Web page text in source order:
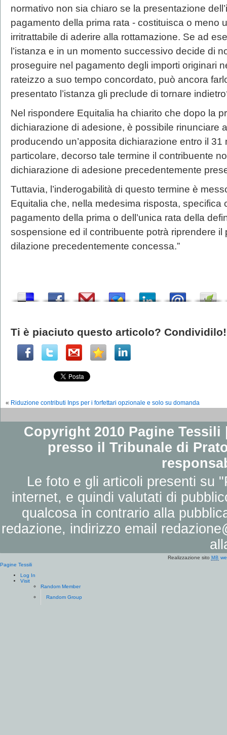
normativo non sia chiaro se la presentazione
pagamento della prima rata - costituisca o meno
irritrattabile di aderire alla rottamazione. Se ad
l’istanza e in un momento successivo decide di
proseguire nel pagamento degli importi originari
rateizzo a suo tempo concordato, può ancora
presentato l’istanza gli preclude di tornare
Nel rispondere Equitalia ha chiarito che dopo la
dichiarazione di adesione, è possibile rinunciare
producendo un’apposita dichiarazione entro il 31
particolare, decorso tale termine il contribuente
dichiarazione di adesione precedentemente
Tuttavia, l’inderogabilità di questo termine è
Equitalia che, nella medesima risposta, specifica
pagamento della prima o dell’unica rata della
sospensione ed il contribuente potrà riprendere il
dilazione precedentemente concessa.”
Ti è piaciuto questo articolo? Condividilo!
« Riduzione contributi Inps per i forfettari opzionale e solo su domanda
Copyright 2010 Pagine
presso il Tribunale di
Le foto e gli articoli presenti su
internet, e quindi valutati di
qualcosa in contrario alla
redazione, indirizzo email
Realizzazione sito MB
Pagine Tessili
Log In
Visit
Random Member
Random Group